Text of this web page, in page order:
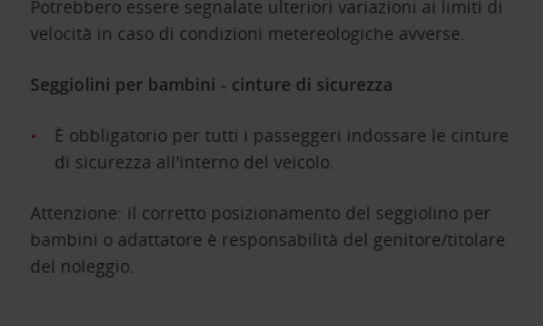
Potrebbero essere segnalate ulteriori variazioni ai limiti di
velocità in caso di condizioni metereologiche avverse.
Seggiolini per bambini - cinture di sicurezza
È obbligatorio per tutti i passeggeri indossare le cinture
di sicurezza all'interno del veicolo.
Attenzione: il corretto posizionamento del seggiolino per
bambini o adattatore è responsabilità del genitore/titolare
del noleggio.